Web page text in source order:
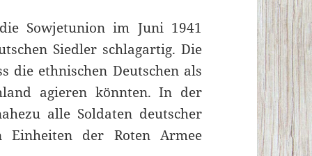
Sowjetunion im Juni 1941
Siedler schlagartig. Die
die ethnischen Deutschen als
agieren könnten. In der
alle Soldaten deutscher
Einheiten der Roten Armee